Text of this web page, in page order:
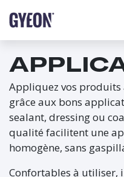
Appliquez vos produits
grâce aux bons
sealant, dressing ou
qualité facilitent une
homogène, sans
Confortables à utiliser,